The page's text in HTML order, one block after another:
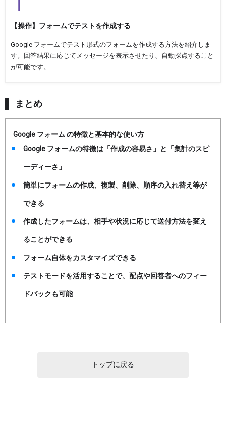
【操作】フォームでテストを作成する
Google フォームでテスト形式のフォームを作成する方法を紹介しま
す。回答結果に応じてメッセージを表示させたり、自動採点すること
が可能です。
まとめ
Google フォーム の特徴と基本的な使い方
Google フォームの特徴は「作成の容易さ」と「集計のスピ
ーディーさ」
簡単にフォームの作成、複製、削除、順序の入れ替え等が
できる
作成したフォームは、相手や状況に応じて送付方法を変え
ることができる
フォーム自体をカスタマイズできる
テストモードを活用することで、配点や回答者へのフィー
ドバックも可能
トップに戻る